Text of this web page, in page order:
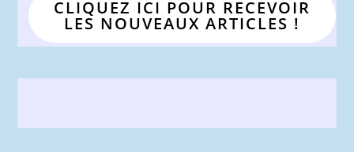
CLIQUEZ ICI POUR RECEVOIR
LES NOUVEAUX ARTICLES !